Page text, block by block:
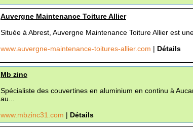
Auvergne Maintenance Toiture Allier
Située à Abrest, Auvergne Maintenance Toiture Allier est
www.auvergne-maintenance-toitures-allier.com | Détails
Mb zinc
Spécialiste des couvertines en aluminium en continu à
au...
www.mbzinc31.com | Détails